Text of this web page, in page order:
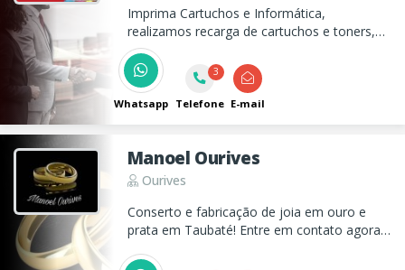
Imprima Cartuchos e Informática,
realizamos recarga de cartuchos e toners,
venda de cartuchos e toners, assistência
técnica e manutenção em computadores e
impressoras.
Whatsapp
3
Telefone E-mail
Manoel Ourives
Ourives
Conserto e fabricação de joia em ouro e
prata em Taubaté! Entre em contato agora